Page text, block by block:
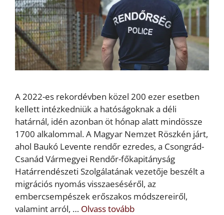
A 2022-es rekordévben közel 200 ezer esetben
kellett intézkedniük a hatóságoknak a déli
határnál, idén azonban öt hónap alatt mindössze
1700 alkalommal. A Magyar Nemzet Röszkén járt,
ahol Baukó Levente rendőr ezredes, a Csongrád-
Csanád Vármegyei Rendőr-főkapitányság
Határrendészeti Szolgálatának vezetője beszélt a
migrációs nyomás visszaeséséről, az
embercsempészek erőszakos módszereiről,
valamint arról, … Olvass tovább